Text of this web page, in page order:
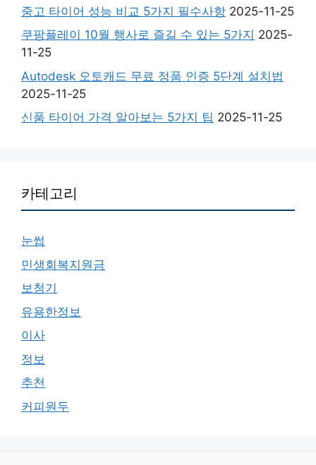
중고 타이어 성능 비교 5가지 필수사항 2025-11-25
쿠팡플레이 10월 행사로 즐길 수 있는 5가지 2025-
11-25
Autodesk 오토캐드 무료 정품 인증 5단계 설치법
2025-11-25
신품 타이어 가격 알아보는 5가지 팁 2025-11-25
카테고리
눈썹
민생회복지원금
보청기
유용한정보
이사
정보
추천
커피원두